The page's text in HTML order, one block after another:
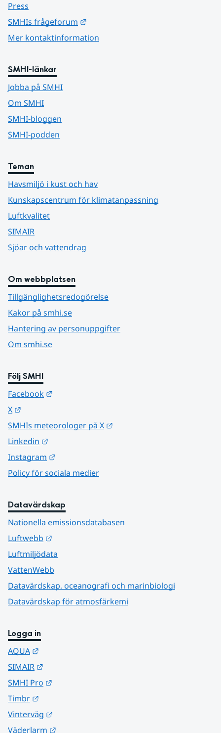
Press
SMHIs frågeforum
Mer kontaktinformation
SMHI-länkar
Jobba på SMHI
Om SMHI
SMHI-bloggen
SMHI-podden
Teman
Havsmiljö i kust och hav
Kunskapscentrum för klimatanpassning
Luftkvalitet
SIMAIR
Sjöar och vattendrag
Om webbplatsen
Tillgänglighetsredogörelse
Kakor på smhi.se
Hantering av personuppgifter
Om smhi.se
Följ SMHI
Facebook
X
SMHIs meteorologer på X
Linkedin
Instagram
Policy för sociala medier
Datavärdskap
Nationella emissionsdatabasen
Luftwebb
Luftmiljödata
VattenWebb
Datavärdskap, oceanografi och marinbiologi
Datavärdskap för atmosfärkemi
Logga in
AQUA
SIMAIR
SMHI Pro
Timbr
Vinterväg
Väderlarm